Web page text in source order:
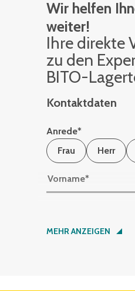
Wir helfen
weiter!
Ihre di­rek­te
zu den
BITO-
Kontaktdaten
Anrede*
Frau
Herr
Vorname*
Nachname*
MEHR ANZEIGEN